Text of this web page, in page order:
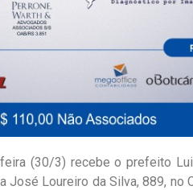
(30/3) recebe o prefeito
José Loureiro da Silva, 889, no